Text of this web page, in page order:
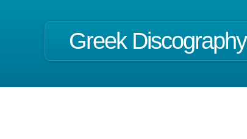
Greek Discography